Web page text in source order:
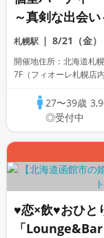
～真剣な出会い
札幌駅 8/21（金）
開催地住所：北海道札
7F（フィオーレ札幌店内
27〜39歳
◎受付中
♥恋×飲♥おひと
「